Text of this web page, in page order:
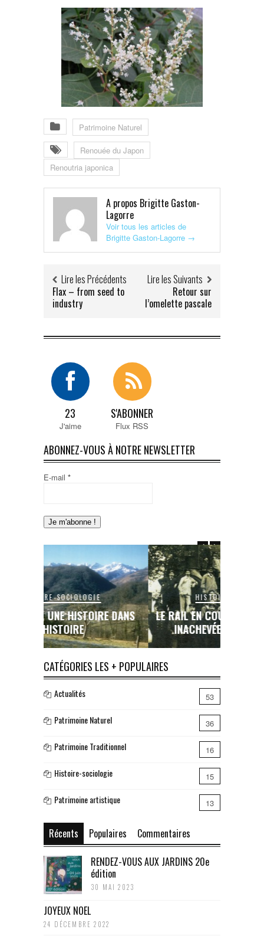
Patrimoine Naturel
Renouée du Japon
Renoutria japonica
A propos Brigitte Gaston-
Lagorre
Voir tous les articles de
Brigitte Gaston-Lagorre →
Lire les Précédents
Flax – from seed to
industry
Lire les Suivants
Retour sur
l’omelette pascale
23
J'aime
S'ABONNER
Flux RSS
ABONNEZ-VOUS À NOTRE NEWSLETTER
E-mail *
HISTOIRE-SOCIOLOGIE
LE RAIL EN COUSERANS : UNE ŒUVRE
INACHEVÉE, UN RÊVE BRISÉ…
CATÉGORIES LES + POPULAIRES
Actualités 53
Patrimoine Naturel 36
Patrimoine Traditionnel 16
Histoire-sociologie 15
Patrimoine artistique 13
Récents Populaires
Commentaires
RENDEZ-VOUS AUX JARDINS 20e
édition
30 MAI 2023
JOYEUX NOEL
24 DÉCEMBRE 2022